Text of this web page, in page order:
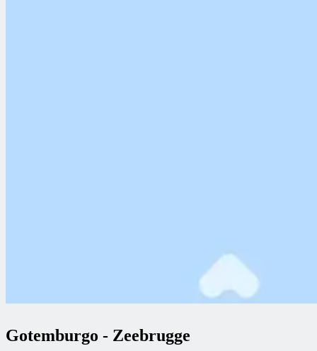
Gotemburgo - Zeebrugge